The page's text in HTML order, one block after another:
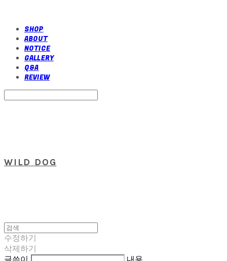
SHOP
ABOUT
NOTICE
GALLERY
Q&A
REVIEW
WILD DOG
수정하기
삭제하기